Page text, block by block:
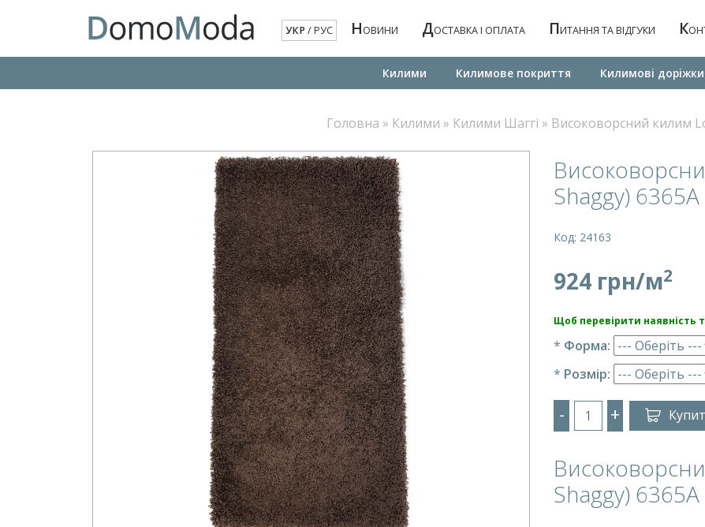
УКР /РУС НОВИНИ ДОСТАВКА І ОПЛАТА ПИТАННЯ ТА ВІДГУКИ К
Килими Килимове покриття Килимовi дорiжки
Головна » Килими » Килими Шаггі » Високоворсний килим
Shaggy) 6365A
Код: 24163
924 грн/м2
Щоб перевірити наявність
* Форма:
* Розмір:
- +
Shaggy) 6365A